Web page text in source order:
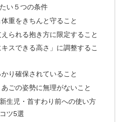
い５つの条件
重をきちんと守ること
られる抱き方に限定すること
スできる高さ」に調整するこ
り確保されていること
ごの姿勢に無理がないこと
生児・首すわり前への使い方
ツ5選